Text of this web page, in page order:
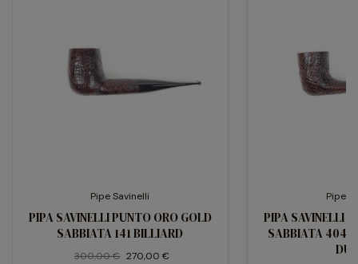
Pipe Savinelli
PIPA SAVINELLI PUNTO ORO GOLD
SABBIATA 141 BILLIARD
300,00 € 270,00 €
Pipe
PIPA SAVINELLI
SABBIATA 404